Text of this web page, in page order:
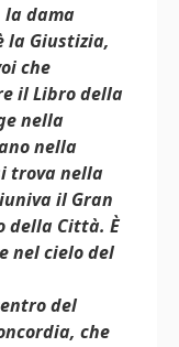
la dama
la Giustizia,
che
il Libro della
nella
nella
trova nella
il Gran
della Città. È
nel cielo del
del
che